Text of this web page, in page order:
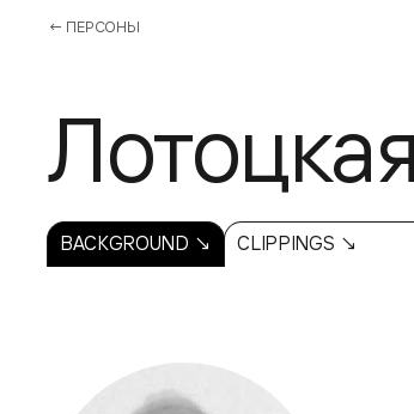
← ПЕРСОНЫ
BACKGROUND ↘ CLIPPINGS ↘